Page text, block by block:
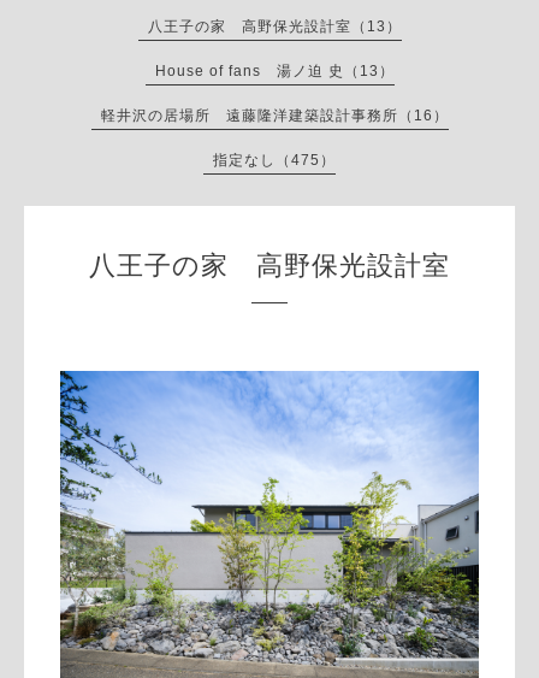
八王子の家 高野保光設計室（13）
House of fans 湯ノ迫 史（13）
軽井沢の居場所 遠藤隆洋建築設計事務所（16）
指定なし（475）
八王子の家 高野保光設計室